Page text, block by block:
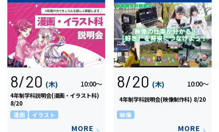
8/20 (木) 10:00〜
4年制学科説明会(漫画・イラスト科)
8/20
漫画 イラスト
MORE
8/20 (木) 10:00〜
4年制学科説明会(映像制作科) 8/20
映像
MORE